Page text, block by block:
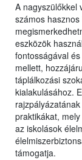
A nagyszülőkkel
számos
eszközök
fontosságával
mellett,
táplálkozási
kialakulásához.
praktikákat,
az iskolások
támogatja.